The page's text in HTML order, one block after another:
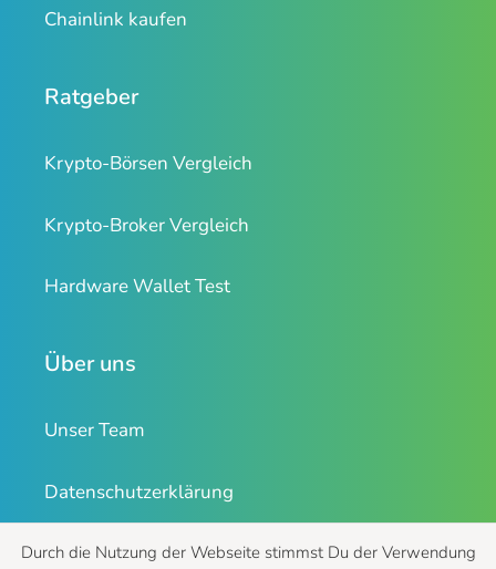
Chainlink kaufen
Ratgeber
Krypto-Börsen Vergleich
Krypto-Broker Vergleich
Hardware Wallet Test
Über uns
Unser Team
Datenschutzerklärung
Impressum
Durch die Nutzung der Webseite stimmst Du der Verwendung